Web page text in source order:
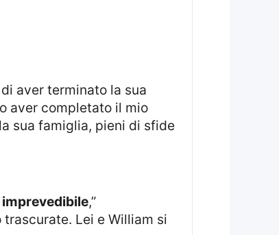
aver terminato la sua
aver completato il mio
sua famiglia, pieni di sfide
imprevedibile,”
Lei e William si